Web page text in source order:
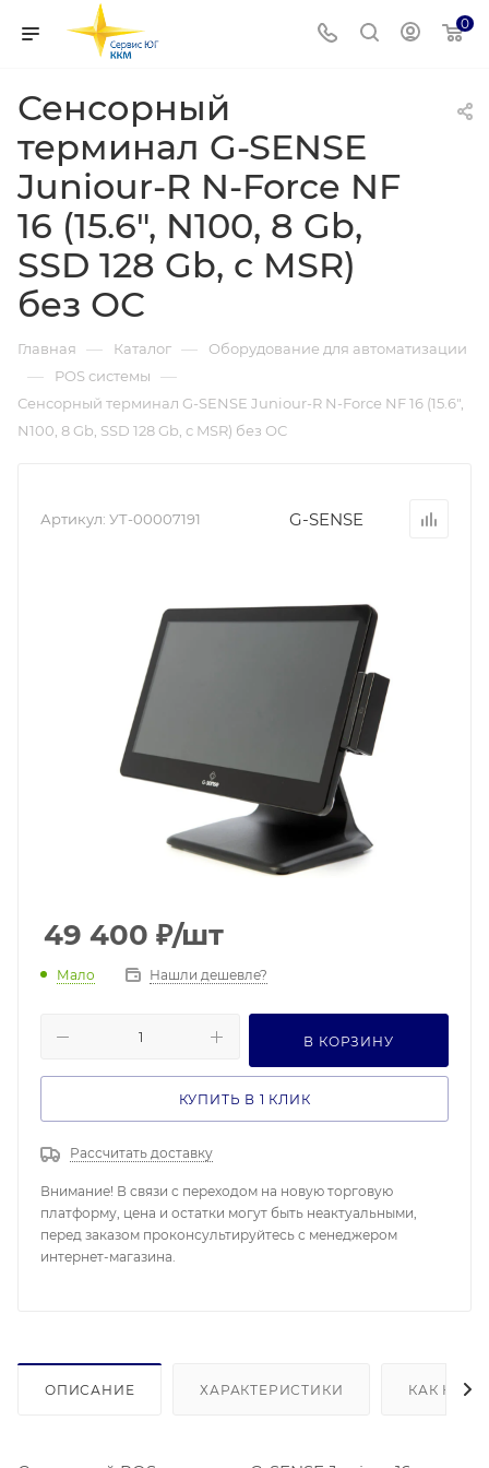
0
Сенсорный
терминал G-SENSE
Juniour-R N-Force NF
16 (15.6", N100, 8 Gb,
SSD 128 Gb, с MSR)
без ОС
Главная — Каталог — Оборудование для автоматизации
— POS системы —
Сенсорный терминал G-SENSE Juniour-R N-Force NF 16 (15.6",
N100, 8 Gb, SSD 128 Gb, с MSR) без ОС
Артикул: УТ-00007191 G-SENSE
49 400 ₽/шт
Мало Нашли дешевле?
В КОРЗИНУ
КУПИТЬ В 1 КЛИК
Рассчитать доставку
Внимание! В связи с переходом на новую торговую
платформу, цена и остатки могут быть неактуальными,
перед заказом проконсультируйтесь с менеджером
интернет-магазина.
ОПИСАНИЕ ХАРАКТЕРИСТИКИ КАК